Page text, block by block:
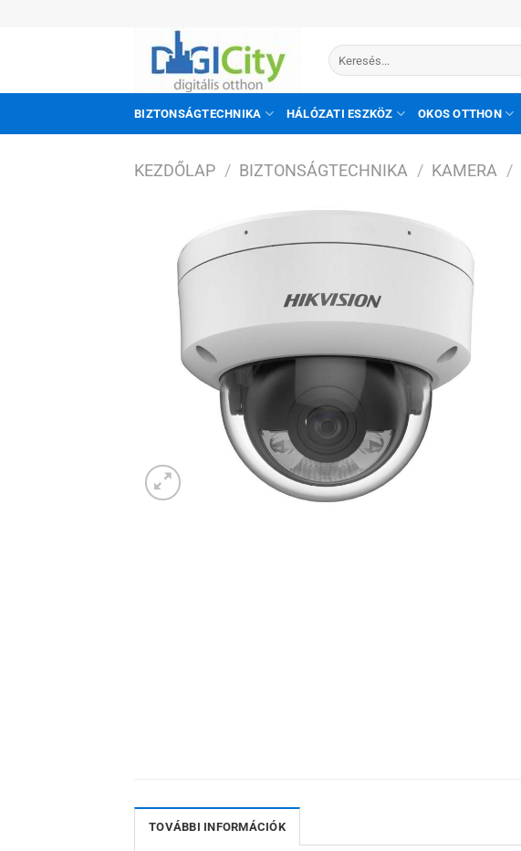
Keresés
a
BIZTONSÁGTECHNIKA HÁLÓZATI ESZKÖZ OKOS OTTHON
KEZDŐLAP / BIZTONSÁGTECHNIKA / KAMERA /
Hozzáadás
TOVÁBBI INFORMÁCIÓK